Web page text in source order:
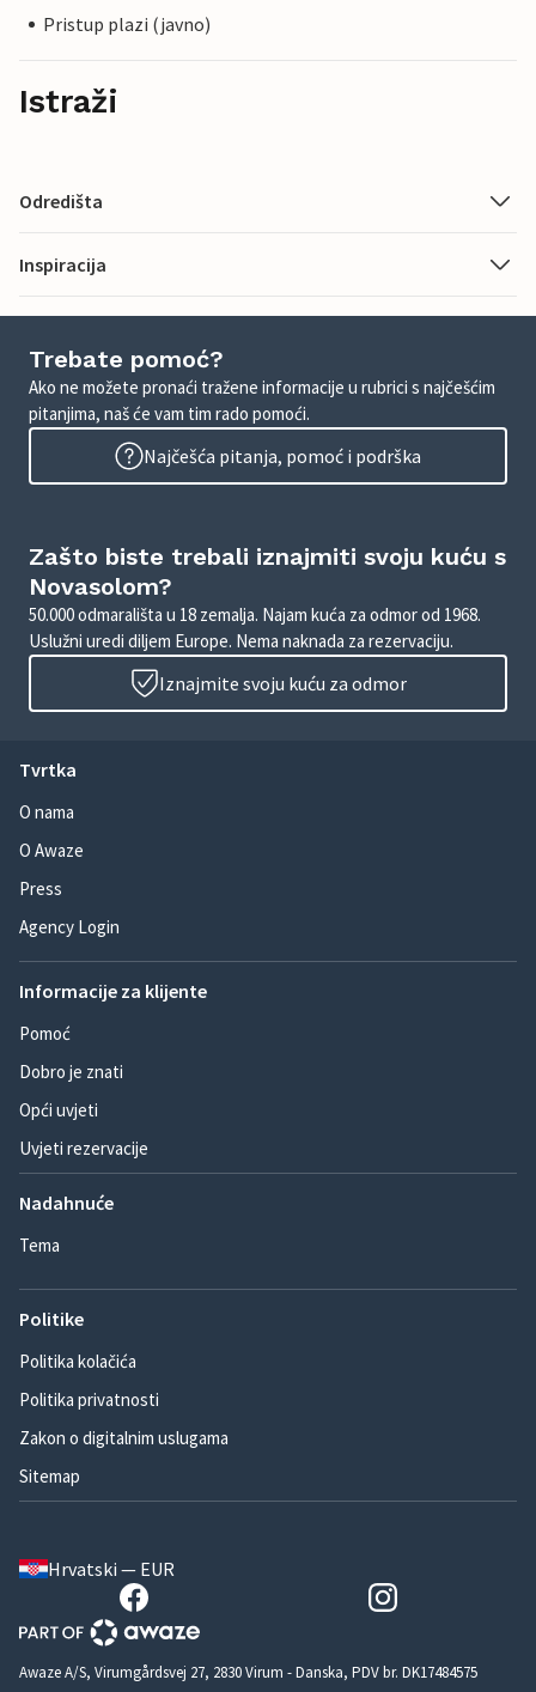
Pristup plazi (javno)
Istraži
Odredišta
Inspiracija
Trebate pomoć?
Ako ne možete pronaći tražene informacije u rubrici s najčešćim
pitanjima, naš će vam tim rado pomoći.
Najčešća pitanja, pomoć i podrška
Zašto biste trebali iznajmiti svoju kuću s
Novasolom?
50.000 odmarališta u 18 zemalja. Najam kuća za odmor od 1968.
Uslužni uredi diljem Europe. Nema naknada za rezervaciju.
Iznajmite svoju kuću za odmor
Tvrtka
O nama
O Awaze
Press
Agency Login
Informacije za klijente
Pomoć
Dobro je znati
Opći uvjeti
Uvjeti rezervacije
Nadahnuće
Tema
Politike
Politika kolačića
Politika privatnosti
Zakon o digitalnim uslugama
Sitemap
Hrvatski — EUR
Awaze A/S, Virumgårdsvej 27, 2830 Virum - Danska, PDV br. DK17484575